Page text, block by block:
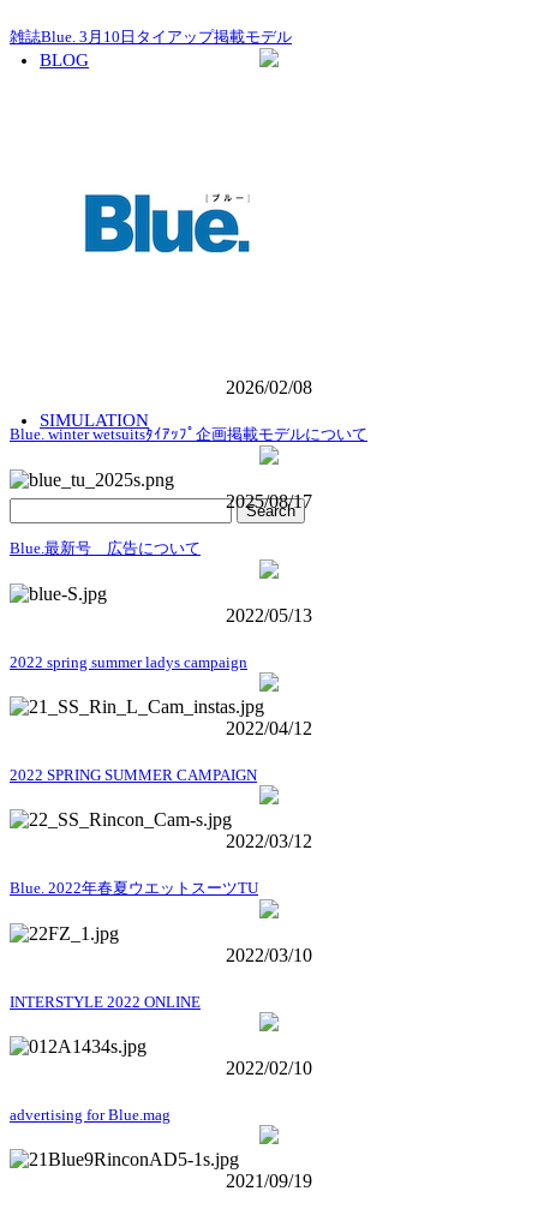
BLOG
SIMULATION
雑誌Blue. 3月10日タイアップ掲載モデル
2026/02/08
Blue. winter wetsuitsﾀｲｱｯﾌﾟ企画掲載モデルについて
2025/08/17
Blue.最新号 広告について
2022/05/13
2022 spring summer ladys campaign
2022/04/12
2022 SPRING SUMMER CAMPAIGN
2022/03/12
Blue. 2022年春夏ウエットスーツTU
2022/03/10
INTERSTYLE 2022 ONLINE
2022/02/10
advertising for Blue.mag
2021/09/19